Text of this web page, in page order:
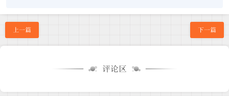
上一篇 下一篇
评论区